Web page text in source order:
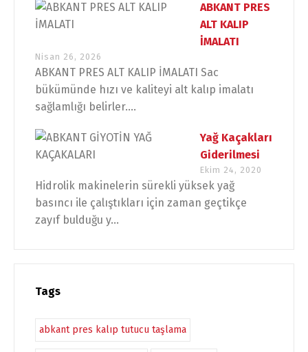
ABKANT PRES
ALT KALIP
İMALATI
Nisan 26, 2026
ABKANT PRES ALT KALIP İMALATI Sac
bükümünde hızı ve kaliteyi alt kalıp imalatı
sağlamlığı belirler....
Yağ Kaçakları
Giderilmesi
Ekim 24, 2020
Hidrolik makinelerin sürekli yüksek yağ
basıncı ile çalıştıkları için zaman geçtikçe
zayıf bulduğu y...
Tags
abkant pres kalıp tutucu taşlama